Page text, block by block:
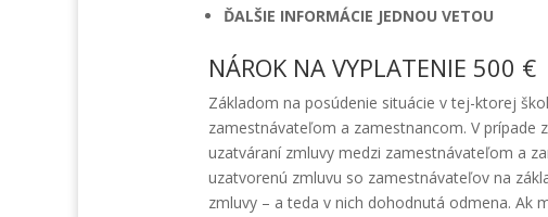
ĎALŠIE INFORMÁCIE JEDNOU VETOU
NÁROK NA VYPLATENIE 500 €
Základom na posúdenie situácie v tej-ktorej
zamestnávateľom a zamestnancom. V prípade
uzatváraní zmluvy medzi zamestnávateľom a
uzatvorenú zmluvu so zamestnávateľov na
zmluvy – a teda v nich dohodnutá odmena. Ak